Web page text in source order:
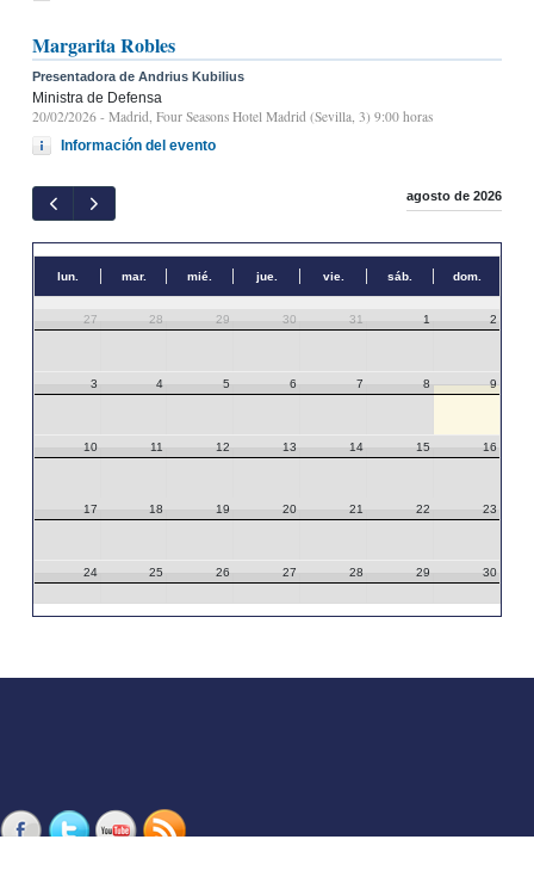
Margarita Robles
Presentadora de Andrius Kubilius
Ministra de Defensa
20/02/2026 - Madrid, Four Seasons Hotel Madrid (Sevilla, 3) 9:00 horas
Información del evento
agosto de 2026
lun. mar. mié. jue. vie. sáb. dom.
27 28 29 30 31 1 2
3 4 5 6 7 8 9
10 11 12 13 14 15 16
17 18 19 20 21 22 23
24 25 26 27 28 29 30